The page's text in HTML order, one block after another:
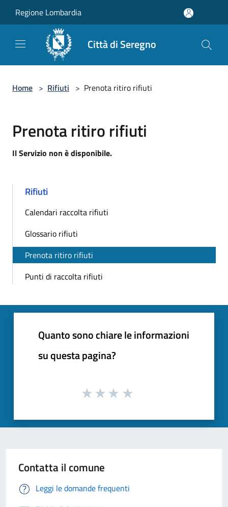
Regione Lombardia
Città di Seregno
Home > Rifiuti > Prenota ritiro rifiuti
Prenota ritiro rifiuti
Il Servizio non è disponibile.
Rifiuti
Calendari raccolta rifiuti
Glossario rifiuti
Prenota ritiro rifiuti
Punti di raccolta rifiuti
Quanto sono chiare le informazioni
su questa pagina?
Contatta il comune
Leggi le domande frequenti